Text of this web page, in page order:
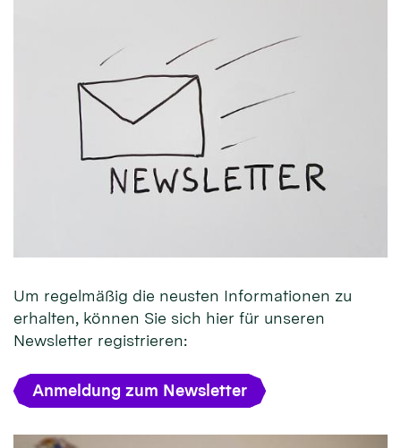
Um regelmäßig die neusten Informationen zu
erhalten, können Sie sich hier für unseren
Newsletter registrieren:
Anmeldung zum Newsletter